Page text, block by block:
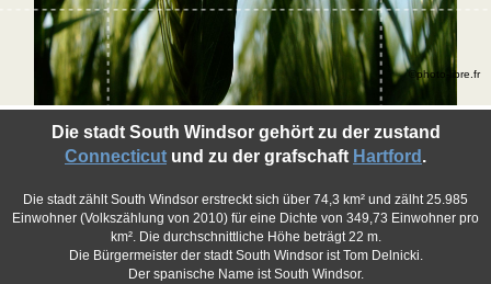
Die stadt South Windsor gehört zu der zustand
Connecticut und zu der grafschaft Hartford .
Die stadt zählt South Windsor erstreckt sich über 74,3 km² und zälht 25.985
Einwohner (Volkszählung von 2010) für eine Dichte von 349,73 Einwohner pro
km². Die durchschnittliche Höhe beträgt 22 m.
Die Bürgermeister der stadt South Windsor ist Tom Delnicki.
Der spanische Name ist South Windsor.
©photo-libre.fr